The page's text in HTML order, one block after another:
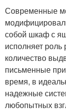
Современные
собой шкаф с
исполняет
количество
письменные
время, в
надежные
любопытных